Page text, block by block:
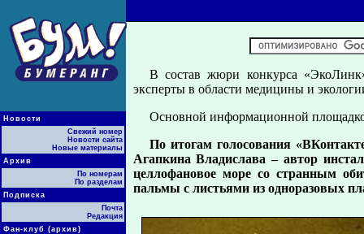
Новости
Свежий номер
Новости сайта
Новые материалы
Архив
По номерам
По разделам
Подписка
Почта
Редакция
Фан-клуб (архив)
В состав жюри конкурса
эксперты в области медицины и
Основной информационной
По итогам голосования
Агапкина Владислава – автор
целлофановое море со странным
пальмы с листьями из одноразовых